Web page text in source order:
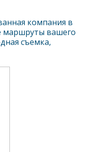
компания в
маршруты вашего
съемка,